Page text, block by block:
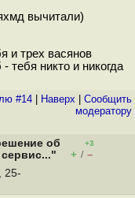
вычитали)
и трех васянов
тебя никто и никогда
#14 Наверх
Cообщить
модератору
об
сервис..."
+3
+ / –
25-